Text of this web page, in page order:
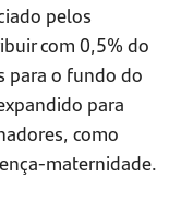
pelos
com 0,5% do
para o fundo do
para
como
maternidade.